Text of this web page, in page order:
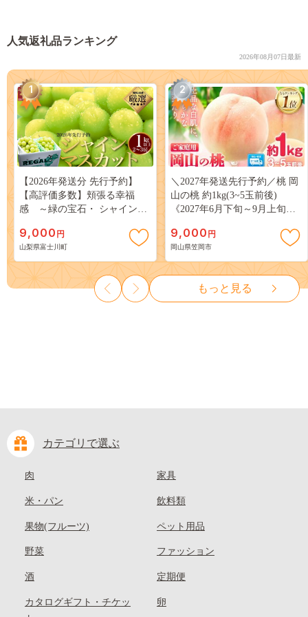
人気返礼品ランキング
2026年08月07日最新
1
【2026年発送分 先行予約】
【高評価多数】頬張る幸福
感 ～緑の宝石・ シャインマ
３房） フルーツ 山梨県産 果
物 くだもの シャイン マスカ
ット ぶどう ブドウ 葡萄 大粒
種なし 先行予約 富士川町
10000円 一万円 9000円 九千円
9,000 円
山梨県富士川町
2
＼2027年発送先行予約／桃 岡
山の桃 約1kg(3~5玉前後)
《2027年6月下旬～9月上旬頃
岡山 はくとう スイーツ フル
ーツ 果物 デザート 旬 モモ も
も 先行予約 送料無料 果物 岡
山県 笠岡市 清水白桃 白鳳 白
麗 クール便---
kasaoka_zsy_419_100---
9,000 円
岡山県笠岡市
もっと見る
カテゴリで選ぶ
肉
米・パン
果物(フルーツ)
野菜
酒
カタログギフト・チケッ
家具
飲料類
ペット用品
ファッション
定期便
卵